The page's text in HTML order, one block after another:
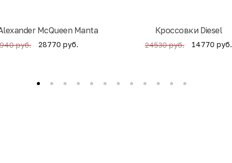
McQueen Manta
руб. 28770 руб.
Кроссовки Diesel
24530 руб. 14770 руб.